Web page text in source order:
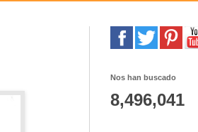
Nos han buscado
8,496,041